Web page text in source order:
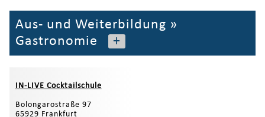
Aus- und Weiterbildung »
Gastronomie
+
IN-LIVE Cocktailschule
Bolongarostraße 97
65929 Frankfurt